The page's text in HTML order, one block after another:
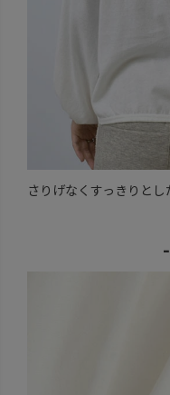
さりげなくすっきりとし